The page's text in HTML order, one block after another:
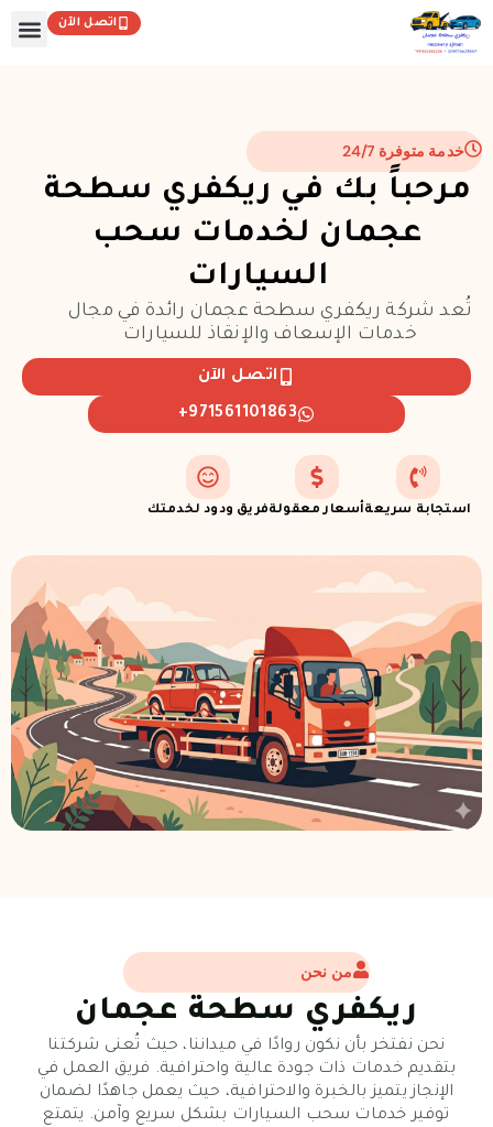
إلى
المحتوى
اتصل الآن
خدمة متوفرة 24/7
مرحباً بك في ريكفري سطحة
عجمان لخدمات سحب
السيارات
تُعد شركة ريكفري سطحة عجمان رائدة في مجال
خدمات الإسعاف والإنقاذ للسيارات
اتصل الآن
971561101863+
استجابة سريعةأسعار معقولةفريق ودود لخدمتك
من نحن
ريكفري سطحة عجمان
نحن نفتخر بأن نكون روادًا في ميداننا، حيث تُعنى شركتنا
بتقديم خدمات ذات جودة عالية واحترافية. فريق العمل في
الإنجاز يتميز بالخبرة والاحترافية، حيث يعمل جاهدًا لضمان
توفير خدمات سحب السيارات بشكل سريع وآمن. يتمتع